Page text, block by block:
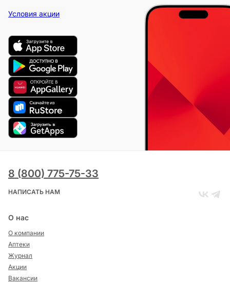
Условия акции
8 (800) 775-75-33
НАПИСАТЬ НАМ
О нас
О компании
Аптеки
Журнал
Акции
Вакансии